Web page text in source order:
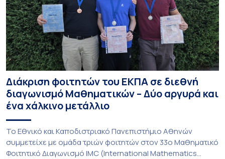
Διάκριση φοιτητών του ΕΚΠΑ σε διεθνή
διαγωνισμό Μαθηματικών – Δύο αργυρά και
ένα χάλκινο μετάλλιο
To Εθνικό και Καποδιστριακό Πανεπιστήμιο Αθηνών
συμμετείχε με ομάδα τριών φοιτητών στον 33ο Μαθηματικό
Φοιτητικό Διαγωνισμό IMC (International Mathematics